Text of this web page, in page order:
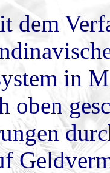
dem
in
oben